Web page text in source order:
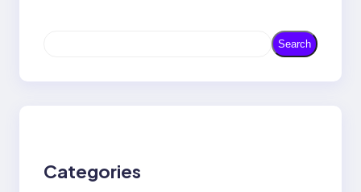
r
Search
Categories